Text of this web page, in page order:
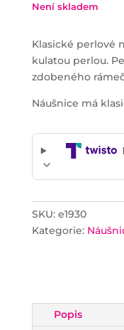
Není skladem
Klasické perlové
kulatou perlou.
zdobeného
Náušnice má
SKU: e1930
Kategorie:
Popis